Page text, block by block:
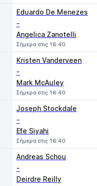
Eduardo De Menezes
-
Angelica Zanotelli
Σήμερα στις 16:40
Kristen Vanderveen
-
Mark McAuley
Σήμερα στις 16:40
Joseph Stockdale
-
Efe Siyahi
Σήμερα στις 16:40
Andreas Schou
-
Deirdre Reilly